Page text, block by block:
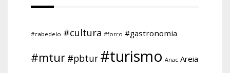
#cabedelo #cultura #forro #gastronomia
#mtur #pbtur #turismo Anac Areia